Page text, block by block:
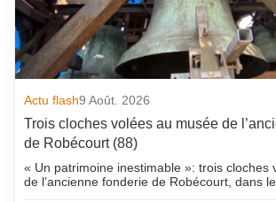
Actu flash9 Août. 2026
Trois cloches volées au musée de
de Robécourt (88)
« Un patrimoine inestimable »: trois cloches
de l’ancienne fonderie de Robécourt, dans